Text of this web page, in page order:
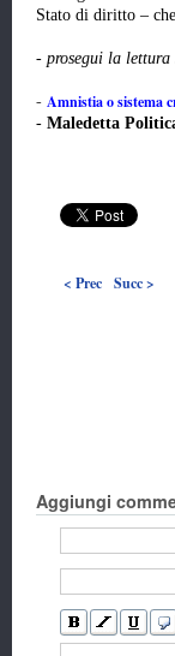
Stato di diritto –
- prosegui la lettura
- Amnistia o sistema
- Maledetta
< Prec Succ >
Aggiungi